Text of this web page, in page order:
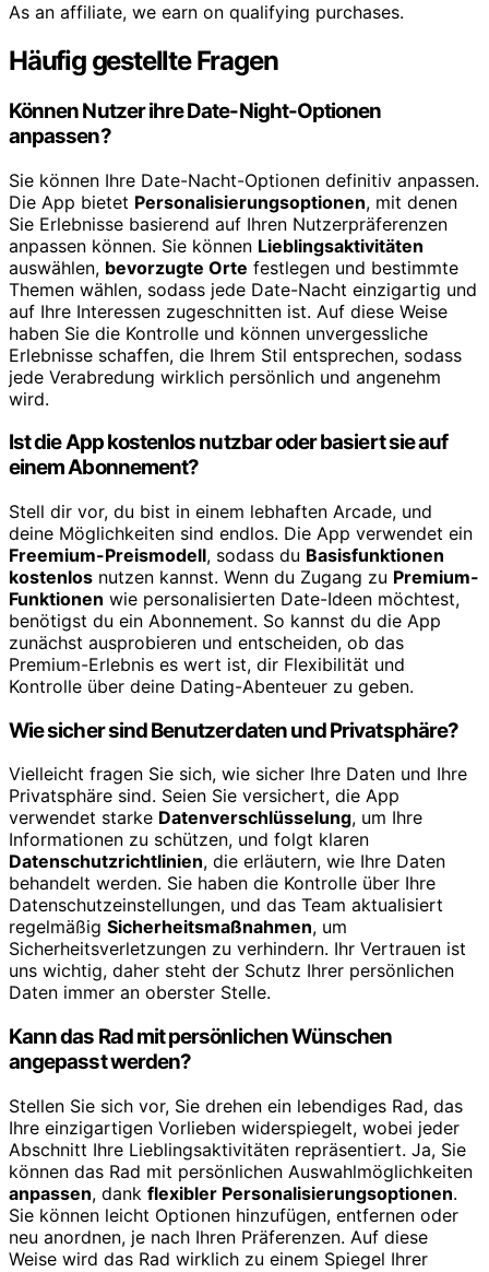
As an affiliate, we earn on qualifying purchases.
Häufig gestellte Fragen
Können Nutzer ihre Date-Night-Optionen
anpassen?
Sie können Ihre Date-Nacht-Optionen definitiv anpassen.
Die App bietet Personalisierungsoptionen, mit denen
Sie Erlebnisse basierend auf Ihren Nutzerpräferenzen
anpassen können. Sie können Lieblingsaktivitäten
auswählen, bevorzugte Orte festlegen und bestimmte
Themen wählen, sodass jede Date-Nacht einzigartig und
auf Ihre Interessen zugeschnitten ist. Auf diese Weise
haben Sie die Kontrolle und können unvergessliche
Erlebnisse schaffen, die Ihrem Stil entsprechen, sodass
jede Verabredung wirklich persönlich und angenehm
wird.
Ist die App kostenlos nutzbar oder basiert sie auf
einem Abonnement?
Stell dir vor, du bist in einem lebhaften Arcade, und
deine Möglichkeiten sind endlos. Die App verwendet ein
Freemium-Preismodell, sodass du Basisfunktionen
kostenlos nutzen kannst. Wenn du Zugang zu Premium-
Funktionen wie personalisierten Date-Ideen möchtest,
benötigst du ein Abonnement. So kannst du die App
zunächst ausprobieren und entscheiden, ob das
Premium-Erlebnis es wert ist, dir Flexibilität und
Kontrolle über deine Dating-Abenteuer zu geben.
Wie sicher sind Benutzerdaten und Privatsphäre?
Vielleicht fragen Sie sich, wie sicher Ihre Daten und Ihre
Privatsphäre sind. Seien Sie versichert, die App
verwendet starke Datenverschlüsselung, um Ihre
Informationen zu schützen, und folgt klaren
Datenschutzrichtlinien, die erläutern, wie Ihre Daten
behandelt werden. Sie haben die Kontrolle über Ihre
Datenschutzeinstellungen, und das Team aktualisiert
regelmäßig Sicherheitsmaßnahmen, um
Sicherheitsverletzungen zu verhindern. Ihr Vertrauen ist
uns wichtig, daher steht der Schutz Ihrer persönlichen
Daten immer an oberster Stelle.
Kann das Rad mit persönlichen Wünschen
angepasst werden?
Stellen Sie sich vor, Sie drehen ein lebendiges Rad, das
Ihre einzigartigen Vorlieben widerspiegelt, wobei jeder
Abschnitt Ihre Lieblingsaktivitäten repräsentiert. Ja, Sie
können das Rad mit persönlichen Auswahlmöglichkeiten
anpassen, dank flexibler Personalisierungsoptionen.
Sie können leicht Optionen hinzufügen, entfernen oder
neu anordnen, je nach Ihren Präferenzen. Auf diese
Weise wird das Rad wirklich zu einem Spiegel Ihrer